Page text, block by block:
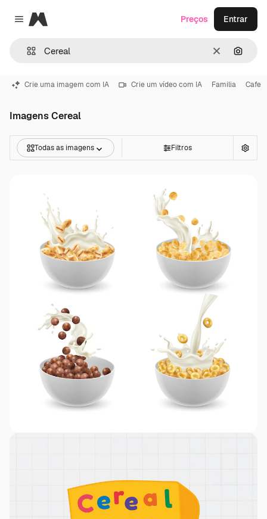
Close menu
Magnific
Limpar
Preços Entrar
Crie uma imagem com IA Crie um vídeo com IA Familia Cafe
Imagens Cereal
Todas as imagens Filtros